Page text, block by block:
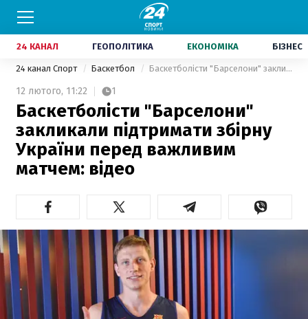
24 КАНАЛ ГЕОПОЛІТИКА ЕКОНОМІКА БІЗНЕС
24 канал Спорт Баскетбол Баскетболісти "Барселони" закликали підтримати збірну України перед важливим матчем: відео
12 лютого, 11:22 1
Баскетболісти "Барселони"
закликали підтримати збірну
України перед важливим
матчем: відео